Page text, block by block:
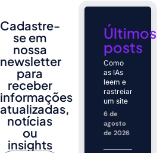
Cadastre-
se em
nossa
newsletter
para
receber
informações
atualizadas,
notícias
ou
insights
Últimos
posts
Como
as IAs
leem e
rastreiam
um site
6 de
agosto
de 2026